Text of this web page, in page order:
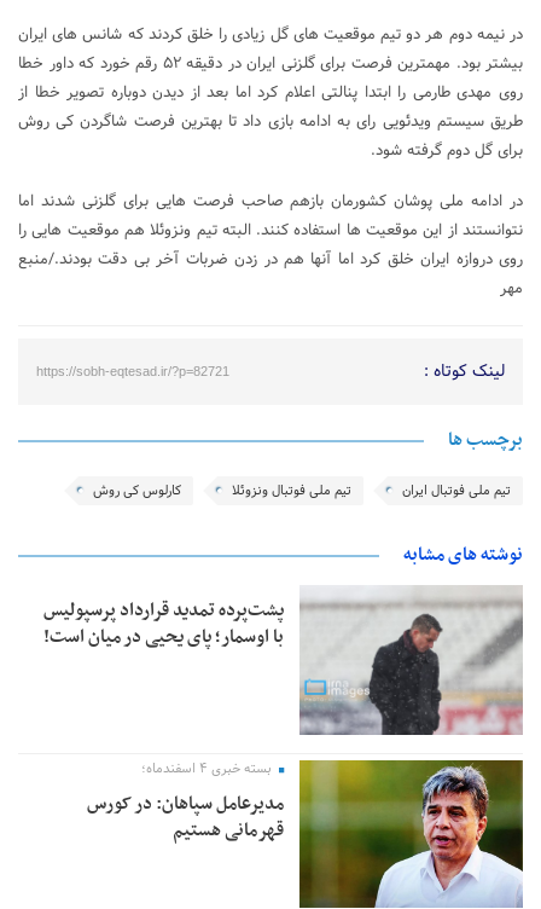
در نیمه دوم هر دو تیم موقعیت های گل زیادی را خلق کردند که شانس های ایران
بیشتر بود. مهمترین فرصت برای گلزنی ایران در دقیقه ۵۲ رقم خورد که داور خطا
روی مهدی طارمی را ابتدا پنالتی اعلام کرد اما بعد از دیدن دوباره تصویر خطا از
طریق سیستم ویدئویی رای به ادامه بازی داد تا بهترین فرصت شاگردن کی روش
برای گل دوم گرفته شود.
در ادامه ملی پوشان کشورمان بازهم صاحب فرصت هایی برای گلزنی شدند اما
نتوانستند از این موقعیت ها استفاده کنند. البته تیم ونزوئلا هم موقعیت هایی را
روی دروازه ایران خلق کرد اما آنها هم در زدن ضربات آخر بی دقت بودند./منبع
مهر
لینک کوتاه : https://sobh-eqtesad.ir/?p=82721
برچسب ها
تیم ملی فوتبال ایران تیم ملی فوتبال ونزوئلا کارلوس کی روش
نوشته های مشابه
پشت‌پرده تمدید قرارداد پرسپولیس
با اوسمار؛ پای یحیی در میان است!
بسته خبری ۴ اسفندماه؛
مدیرعامل سپاهان: در کورس
قهرمانی هستیم